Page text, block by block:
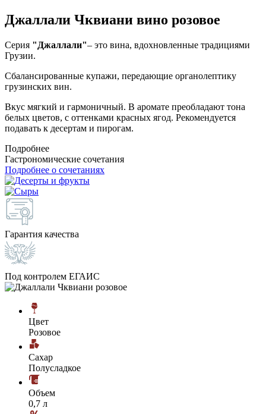
Джаллали Чквиани вино розовое
Серия "Джаллали"– это вина, вдохновленные традициями
Грузии.
Сбалансированные купажи, передающие органолептику
грузинских вин.
Вкус мягкий и гармоничный. В аромате преобладают тона
белых цветов, с оттенками красных ягод. Рекомендуется
подавать к десертам и пирогам.
Подробнее
Гастрономические сочетания
Подробнее о сочетаниях
Гарантия качества
Под контролем ЕГАИС
Цвет
Розовое
Сахар
Полусладкое
Объем
0,7 л